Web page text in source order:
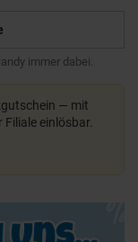
immer dabei.
— mit
einlösbar.